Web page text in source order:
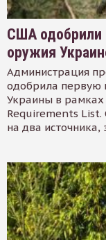
США одобрили
оружия
Администрация
одобрила первую
Украины в
Requirements List.
на два